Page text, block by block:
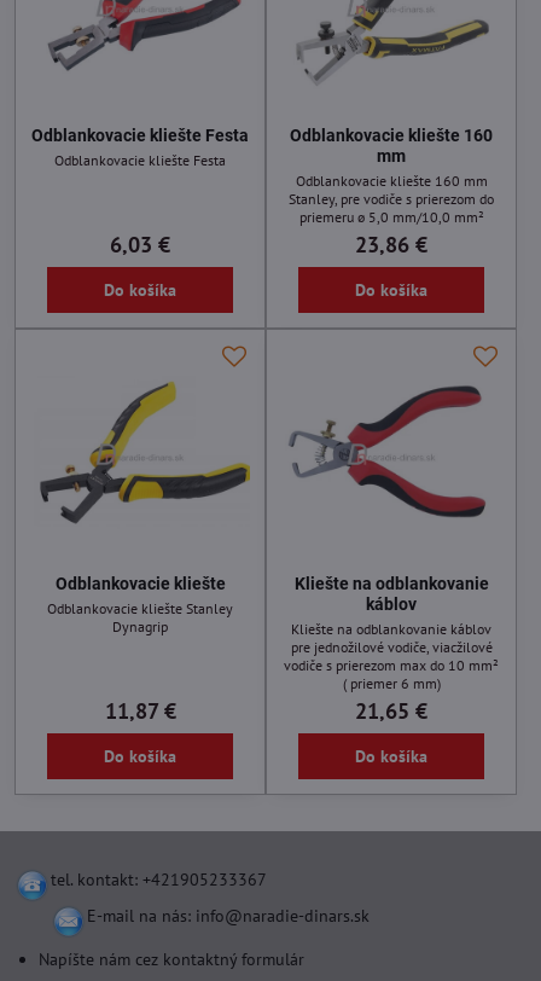
Odblankovacie kliešte Festa
Odblankovacie kliešte Festa
6,03 €
Do košíka
Odblankovacie kliešte 160
mm
Odblankovacie kliešte 160 mm
Stanley, pre vodiče s prierezom do
priemeru ø 5,0 mm/10,0 mm²
23,86 €
Do košíka
Odblankovacie kliešte
Odblankovacie kliešte Stanley
Dynagrip
11,87 €
Do košíka
Kliešte na odblankovanie
káblov
Kliešte na odblankovanie káblov
pre jednožilové vodiče, viacžilové
vodiče s prierezom max do 10 mm²
( priemer 6 mm)
21,65 €
Do košíka
tel. kontakt: +421905233367
E-mail na nás: info@naradie-dinars.sk
Napíšte nám cez kontaktný formulár